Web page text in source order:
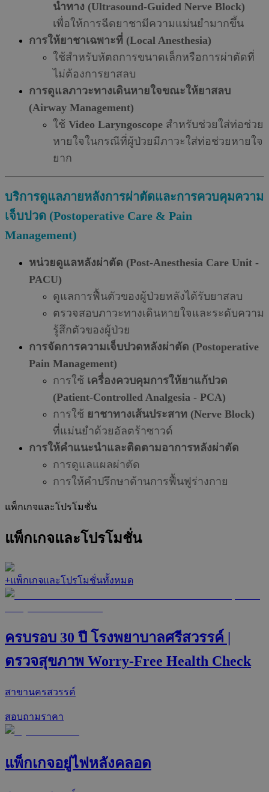
นำทาง (Ultrasound-Guided Nerve Block)
เพื่อให้การฉีดยาชามีความแม่นยำมากขึ้น
การให้ยาชาเฉพาะที่ (Local Anesthesia)
ใช้สำหรับหัตถการขนาดเล็กหรือการผ่าตัดที่
ไม่ต้องการยาสลบ
การดูแลภาวะทางเดินหายใจขณะให้ยาสลบ
(Airway Management)
ใช้ Video Laryngoscope สำหรับช่วยใส่ท่อช่วย
หายใจในกรณีที่ผู้ป่วยมีภาวะใส่ท่อช่วยหายใจ
ยาก
บริการดูแลภายหลังการผ่าตัดและการควบคุมความ
เจ็บปวด (Postoperative Care & Pain
Management)
หน่วยดูแลหลังผ่าตัด (Post-Anesthesia Care Unit -
PACU)
ดูแลการฟื้นตัวของผู้ป่วยหลังได้รับยาสลบ
ตรวจสอบภาวะทางเดินหายใจและระดับความ
รู้สึกตัวของผู้ป่วย
การจัดการความเจ็บปวดหลังผ่าตัด (Postoperative
Pain Management)
การใช้ เครื่องควบคุมการให้ยาแก้ปวด
(Patient-Controlled Analgesia - PCA)
การใช้ ยาชาทางเส้นประสาท (Nerve Block)
ที่แม่นยำด้วยอัลตร้าซาวด์
การให้คำแนะนำและติดตามอาการหลังผ่าตัด
การดูแลแผลผ่าตัด
การให้คำปรึกษาด้านการฟื้นฟูร่างกาย
แพ็กเกจและโปรโมชั่น
แพ็กเกจและโปรโมชั่น
+แพ็กเกจและโปรโมชั่นทั้งหมด
ครบรอบ 30 ปี โรงพยาบาลศรีสวรรค์ |
ตรวจสุขภาพ Worry-Free Health Check
สาขานครสวรรค์
สอบถามราคา
แพ็กเกจอยู่ไฟหลังคลอด